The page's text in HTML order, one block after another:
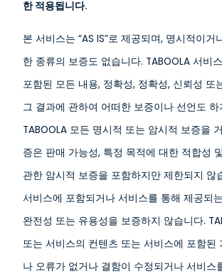
한 적용됩니다.
본 서비스는 “AS IS”로 제공되며, 명시적이거
한 종류의 보증도 없습니다. TABOOLA 서비
포함된 모든 내용, 정확성, 정확성, 신뢰성 또
그 결과에 관하여 어떠한 보증이나 선언도 하
TABOOLA 모든 명시적 또는 암시적 보증을
증은 판매 가능성, 특정 목적에 대한 적합성
관한 암시적 보증을 포함하지만 제한되지 않
서비스에 포함되거나 서비스를 통해 제공되
완전성 또는 유용성을 보증하지 않습니다.
또는 서비스의 컨텐츠 또는 서비스에 포함된
나 오류가 없거나 결함이 수정되거나 서비스